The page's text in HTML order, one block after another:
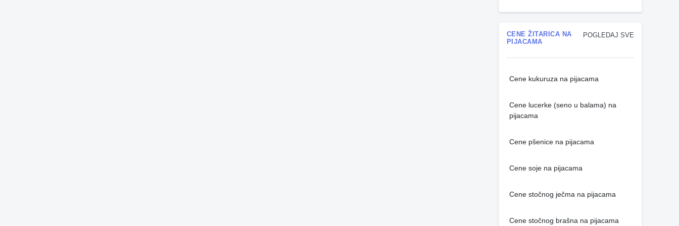
POGLEDAJ SVE
CENE ŽITARICA NA
PIJACAMA
Cene kukuruza na pijacama
Cene lucerke (seno u balama) na
pijacama
Cene pšenice na pijacama
Cene soje na pijacama
Cene stočnog ječma na pijacama
Cene stočnog brašna na pijacama